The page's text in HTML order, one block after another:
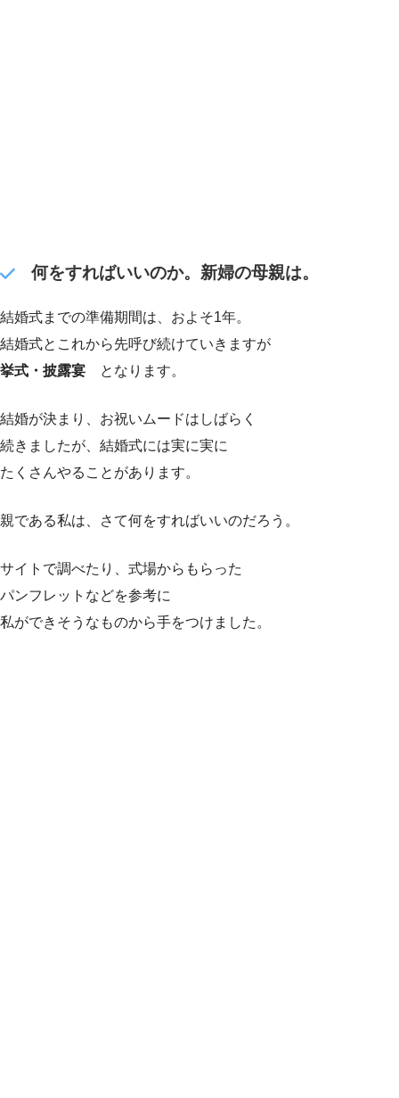
何をすればいいのか。新婦の母親は。
結婚式までの準備期間は、およそ1年。
結婚式とこれから先呼び続けていきますが
挙式・披露宴 となります。
結婚が決まり、お祝いムードはしばらく
続きましたが、結婚式には実に実に
たくさんやることがあります。
親である私は、さて何をすればいいのだろう。
サイトで調べたり、式場からもらった
パンフレットなどを参考に
私ができそうなものから手をつけました。